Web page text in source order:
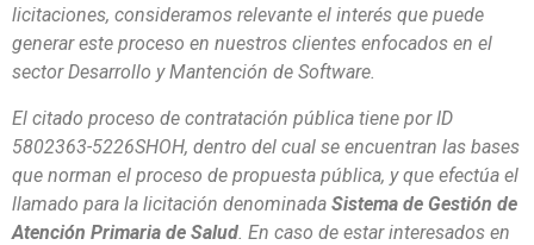
licitaciones, consideramos relevante el interés que puede
generar este proceso en nuestros clientes enfocados en el
sector Desarrollo y Mantención de Software.
El citado proceso de contratación pública tiene por ID
5802363-5226SHOH, dentro del cual se encuentran las bases
que norman el proceso de propuesta pública, y que efectúa el
llamado para la licitación denominada Sistema de Gestión de
Atención Primaria de Salud . En caso de estar interesados en